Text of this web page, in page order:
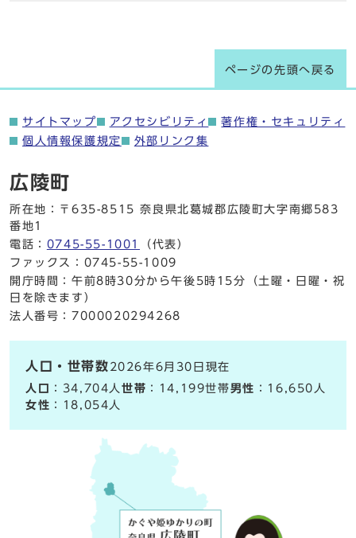
ページの先頭へ戻る
サイトマップ アクセシビリティ
著作権・セキュリティ
個人情報保護規定
外部リンク集
広陵町
所在地：〒635-8515 奈良県北葛城郡広陵町大字南郷583
番地1
電話： 0745-55-1001
（代表）
ファックス：0745-55-1009
開庁時間：午前8時30分から午後5時15分（土曜・日曜・祝
日を除きます）
法人番号：7000020294268
人口・世帯数 2026年6月30日現在
人口
：34,704人世帯 ：14,199世帯男性 ：16,650人
女性 ：18,054人